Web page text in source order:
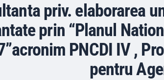
priv. elaborarea
prin “Planul
PNCDI IV ,
pentru